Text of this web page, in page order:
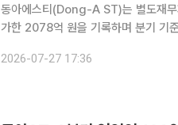
동아에스티(Dong-A ST)는 별도재
가한 2078억 원을 기록하며 분기 기
년동기 대비 170.4% 증가한 109억
2026-07-27 17:36